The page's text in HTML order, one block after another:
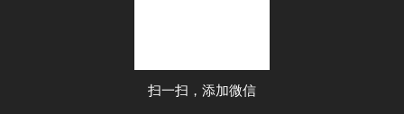
扫一扫，添加微信